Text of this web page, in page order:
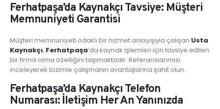
Ferhatpaşa’da Kaynakçı Tavsiye: Müşteri
Memnuniyeti Garantisi
Müşteri memnuniyeti odaklı bir hizmet anlayışıyla çalışan Usta
Kaynakçı, Ferhatpaşa‘da kaynak işlemleri için tavsiye edilen
bir firma olma özelliğini taşımaktadır. Referanslarımızı
inceleyerek bizimle çalışmanın avantajlarına şahit olun.
Ferhatpaşa’da Kaynakçı Telefon
Numarası: İletişim Her An Yanınızda